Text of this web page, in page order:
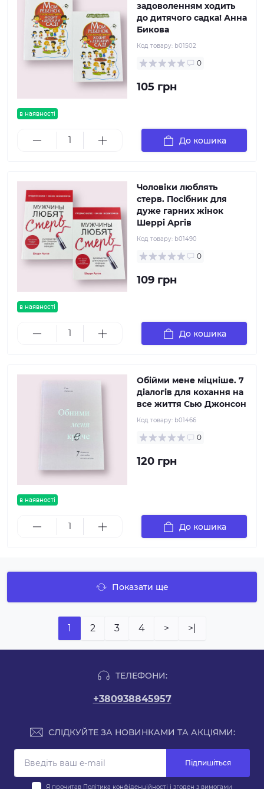
в наявності
задоволенням ходить
до дитячого садка! Анна
Бикова
Код товару: b01502
0
105 грн
До кошика
в наявності
Чоловіки люблять
стерв. Посібник для
дуже гарних жінок
Шеррі Аргів
Код товару: b01490
0
109 грн
До кошика
в наявності
Обійми мене міцніше. 7
діалогів для кохання на
все життя Сью Джонсон
Код товару: b01466
0
120 грн
До кошика
Показати ще
1 2 3 4 > >|
ТЕЛЕФОНИ:
+380938845957
СЛІДКУЙТЕ ЗА НОВИНКАМИ ТА АКЦІЯМИ:
Підпишіться
Я прочитав Політика конфіденційності і згоден з вимогами